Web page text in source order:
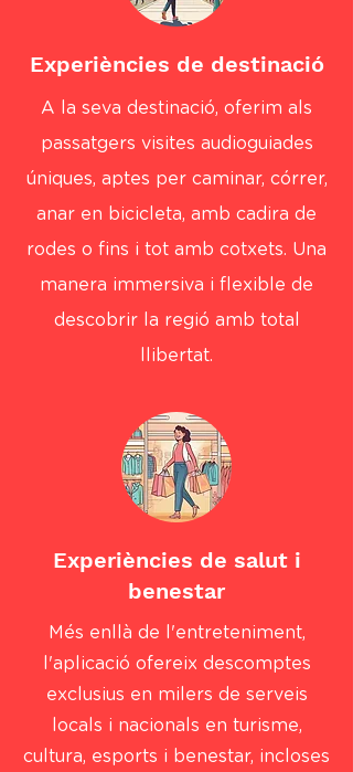
Experiències de destinació
A la seva destinació, oferim als
passatgers visites audioguiades
úniques, aptes per caminar, córrer,
anar en bicicleta, amb cadira de
rodes o fins i tot amb cotxets. Una
manera immersiva i flexible de
descobrir la regió amb total
llibertat.
Experiències de salut i
benestar
Més enllà de l'entreteniment,
l'aplicació ofereix descomptes
exclusius en milers de serveis
locals i nacionals en turisme,
cultura, esports i benestar, incloses